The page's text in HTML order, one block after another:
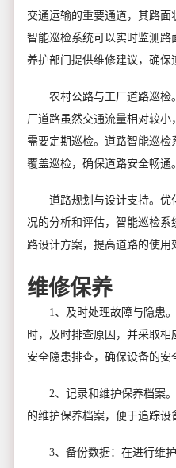
交通运输的重要通道，其路
智能巡检系统可以实时监测
养护部门提供维修建议，确保
农村公路与工厂道路巡检
厂道路虽然交通流量相对较
需要定期巡检。道路智能巡
覆盖巡检，确保道路安全畅通。
道路规划与设计支持。优
况的分析和评估，智能巡检
路设计方案，提高道路的使用
维修保养
1、及时处理故障与隐患
时，及时排查原因，并采取
安全隐患排查，确保设备的安
2、记录和维护保养档案
的维护保养档案，便于追踪设
3、备份数据：在进行维